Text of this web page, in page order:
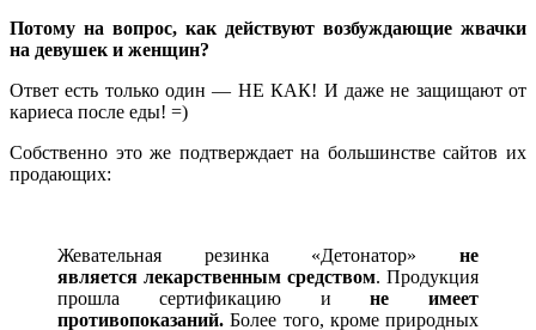
Потому на вопрос, как действуют возбуждающие жвачки
на девушек и женщин?
Ответ есть только один — НЕ КАК! И даже не защищают от
кариеса после еды! =)
Собственно это же подтверждает на большинстве сайтов их
продающих:
Жевательная резинка «Детонатор» не
является лекарственным средством. Продукция
прошла сертификацию ине имеет
противопоказаний.Более того, кроме природных